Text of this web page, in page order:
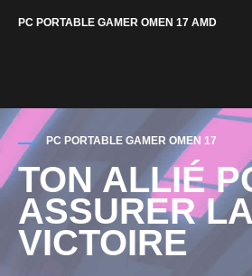
PC PORTABLE GAMER OMEN 17 AMD
PC PORTABLE GAMER OMEN 17
TON ALLIÉ
ASSURER LA
VICTOIRE